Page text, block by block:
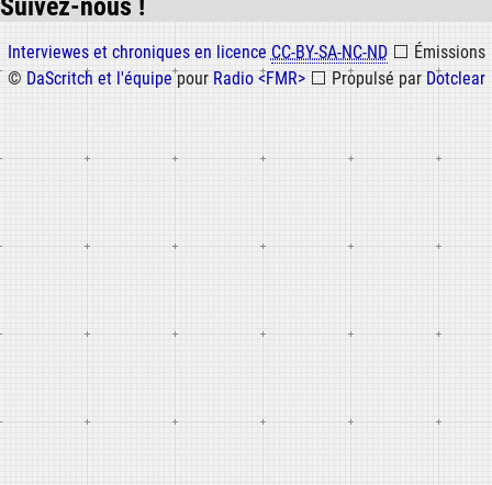
Suivez-nous !
Informations
Interviewes et chroniques en licence CC-BY-SA-NC-ND ⬜ Émissions
© DaScritch et l'équipepour Radio <FMR> ⬜ Propulsé par Dotclear